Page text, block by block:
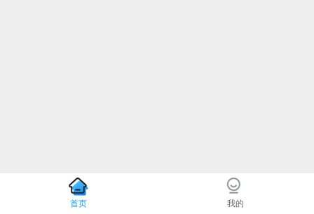
首页 我的